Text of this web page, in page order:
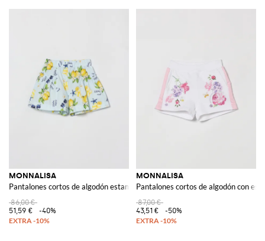
MONNALISA
Pantalones cortos de algodón estampado
86,00 €
51,59 €
-40%
MONNALISA
Pantalones cortos de algodón con
87,00 €
43,51 €
-50%